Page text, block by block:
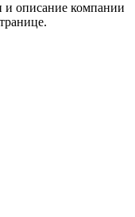
и описание компании